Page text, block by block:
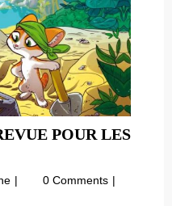
POUR LES
L’île
0 Comments